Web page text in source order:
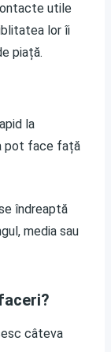
utile
lor îi
piață.
la
pot face față
îndreaptă
media sau
câteva